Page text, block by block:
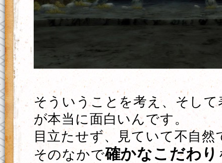
そういうことを考え、そし
が本当に面白いんです。
目立たせず、見ていて不自然
そのなかで確かなこだわり